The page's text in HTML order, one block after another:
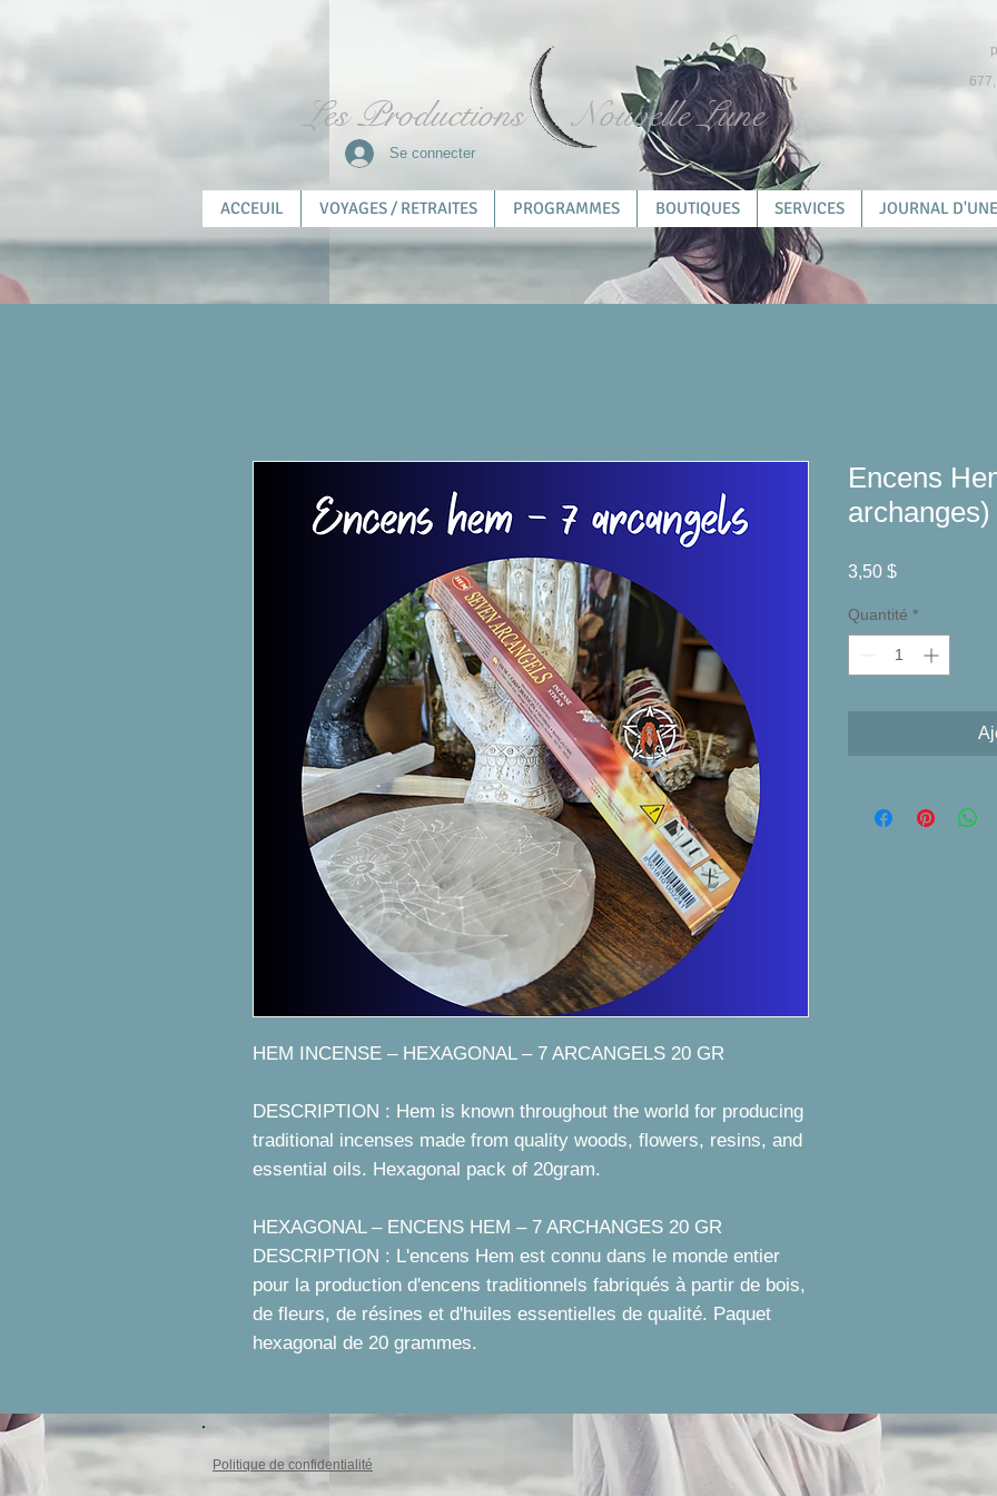
Les Productions Nouvelle Lune
ACCEUIL VOYAGES / RETRAITES PROGRAMMES BOUTIQUES SERVICES JOURNAL
Se connecter
HEM INCENSE – HEXAGONAL – 7 ARCANGELS 20 GR
DESCRIPTION : Hem is known throughout the world for producing
traditional incenses made from quality woods, flowers, resins, and
essential oils. Hexagonal pack of 20gram.
HEXAGONAL – ENCENS HEM – 7 ARCHANGES 20 GR
DESCRIPTION : L'encens Hem est connu dans le monde entier
pour la production d'encens traditionnels fabriqués à partir de bois,
de fleurs, de résines et d'huiles essentielles de qualité. Paquet
hexagonal de 20 grammes.
Encens
archanges)
3,50 $Prix
Quantité *
Politique de confidentialité